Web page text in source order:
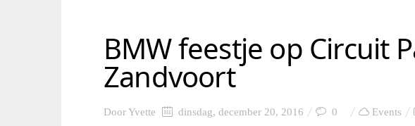
BMW feestje op Circuit
Zandvoort
DoorYvette dinsdag, december 20, 2016 0 Events